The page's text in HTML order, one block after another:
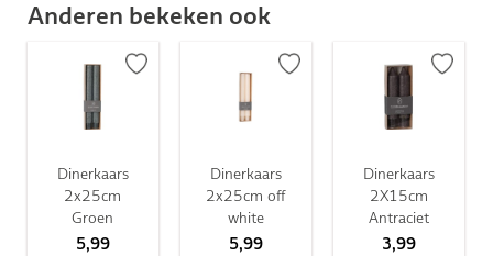
Anderen bekeken ook
Dinerkaars
2x25cm
Groen
5,99
Dinerkaars
2x25cm off
white
5,99
Dinerkaars
2X15cm
Antraciet
3,99